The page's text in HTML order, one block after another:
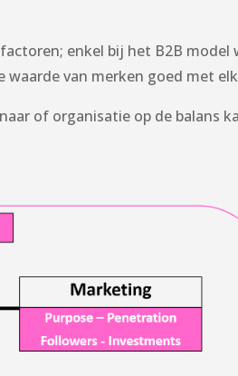
enkel bij het B2B model
van merken goed met
of organisatie op de balans